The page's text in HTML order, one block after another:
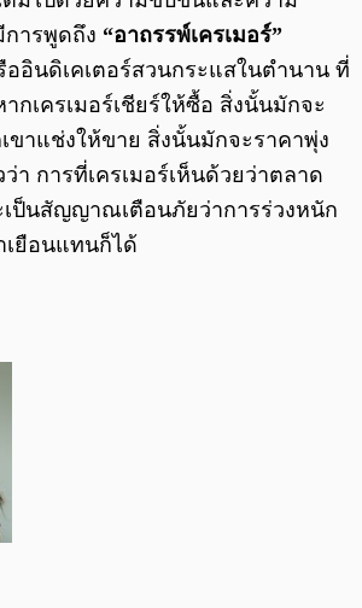
ารพูดถึง “อาถรรพ์เครเมอร์”
ออินดิเคเตอร์สวนกระแสในตำนาน ที่
กเครเมอร์เชียร์ให้ซื้อ สิ่งนั้นมักจะ
ขาแช่งให้ขาย สิ่งนั้นมักจะราคาพุ่ง
า การที่เครเมอร์เห็นด้วยว่าตลาด
เป็นสัญญาณเตือนภัยว่าการร่วงหนัก
เยือนแทนก็ได้